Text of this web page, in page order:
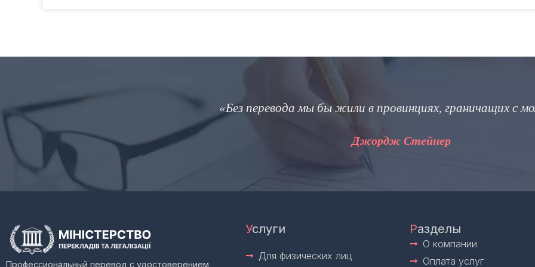
«Без перевода мы бы жили в провинциях, граничащих с
Джордж Стейнер
Профессиональный перевод с удостоверением,
Услуги
Для физических лиц
Разделы
О компании
Оплата услуг